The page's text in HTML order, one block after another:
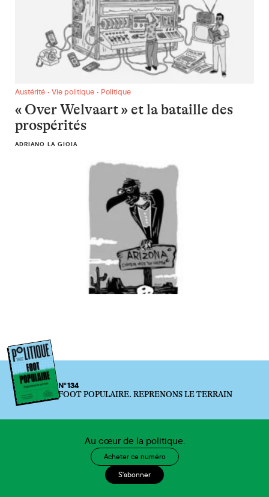
« Over Welvaart » et la bataille des prospérités
Austérité • Vie politique • Politique
« Over Welvaart » et la bataille des
prospérités
ADRIANO LA GIOIA
N°134
FOOT POPULAIRE. REPRENONS LE TERRAIN
Au cœur de la politique.
Acheter ce numéro
S'abonner